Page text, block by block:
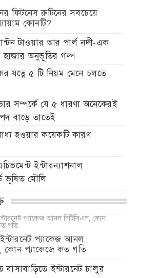
ফিটনেস রুটিনের সবচেয়ে
কোনটি?
টাওয়ার আর পার্ল নদী-এক
অনুভূতির গল্প
যত্নে ৫ টি নিয়ম মেনে চলতে
সম্পর্কে যে ৫ ধারণা অনেকেরই
বাড়ে তাতেই
হওয়ার কয়েকটি কারণ
ইন্টারন্যাশনাল
ভূষিত মৌলি
প্যাকেজ আনল
কোন প্যাকেজে কত গতি
ইন্টারনেট চালুর